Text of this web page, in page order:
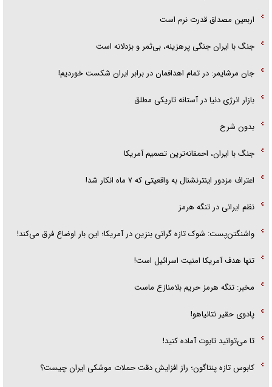
اربعین مصداق قدرت نرم است
جنگ با ایران جنگی پرهزینه، بی‌ثمر و بزدلانه است
جان مرشایمر: در تمام اهدافمان در برابر ایران شکست خوردیم!
بازار انرژی دنیا در آستانه تاریکی مطلق
بدون شرح
جنگ با ایران، احمقانه‌ترین تصمیم آمریکا
اعتراف مزدور اینترنشنال به واقعیتی که ۷ ماه انکار شد!
نظم ایرانی در تنگه هرمز
واشنگتن‌پست: شوک تازه گرانی بنزین در آمریکا؛ این بار اوضاع فرق می‌کند!
تنها هدف آمریکا امنیت اسرائیل است!
مخبر: تنگه هرمز حریم بلامنازع ماست
پادوی حقیر نتانیاهو!
تا می‌توانید تابوت آماده کنید!
کابوس تازه پنتاگون؛ راز افزایش دقت حملات موشکی ایران چیست؟